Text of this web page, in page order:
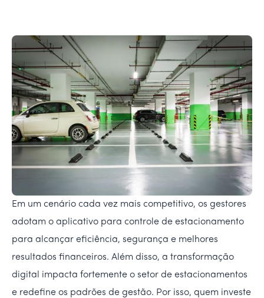
Em um cenário cada vez mais competitivo, os gestores
adotam o aplicativo para controle de estacionamento
para alcançar eficiência, segurança e melhores
resultados financeiros. Além disso, a transformação
digital impacta fortemente o setor de estacionamentos
e redefine os padrões de gestão. Por isso, quem investe